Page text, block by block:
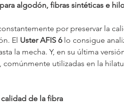
algodón, fibras sintéticas e
por preservar la
El Uster AFIS 6 lo consigue
la mecha. Y, en su última
comúnmente utilizadas en la
de la fibra